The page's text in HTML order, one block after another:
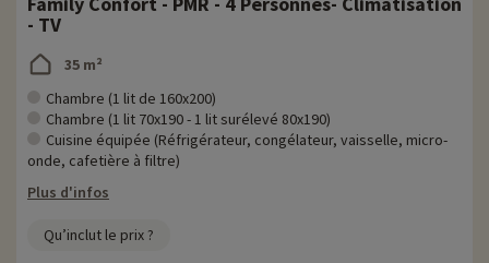
• Animaux de compagnie acceptés, en supplément
• Personnes à mobilité réduite, accompagnement obligatoire
- TV
35 m²
Chambre (1 lit de 160x200)
Chambre (1 lit 70x190 - 1 lit surélevé 80x190)
Cuisine équipée (Réfrigérateur, congélateur, vaisselle, micro-
onde, cafetière à filtre)
Plus d'infos
Qu’inclut le prix ?